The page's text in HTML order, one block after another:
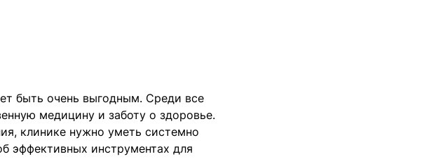
быть очень выгодным. Среди все
медицину и заботу о здоровье.
клинике нужно уметь системно
эффективных инструментах для